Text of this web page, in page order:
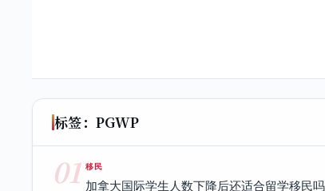
标签：PGWP
01 移民
加拿大国际学生人数下降后还适合留学移民